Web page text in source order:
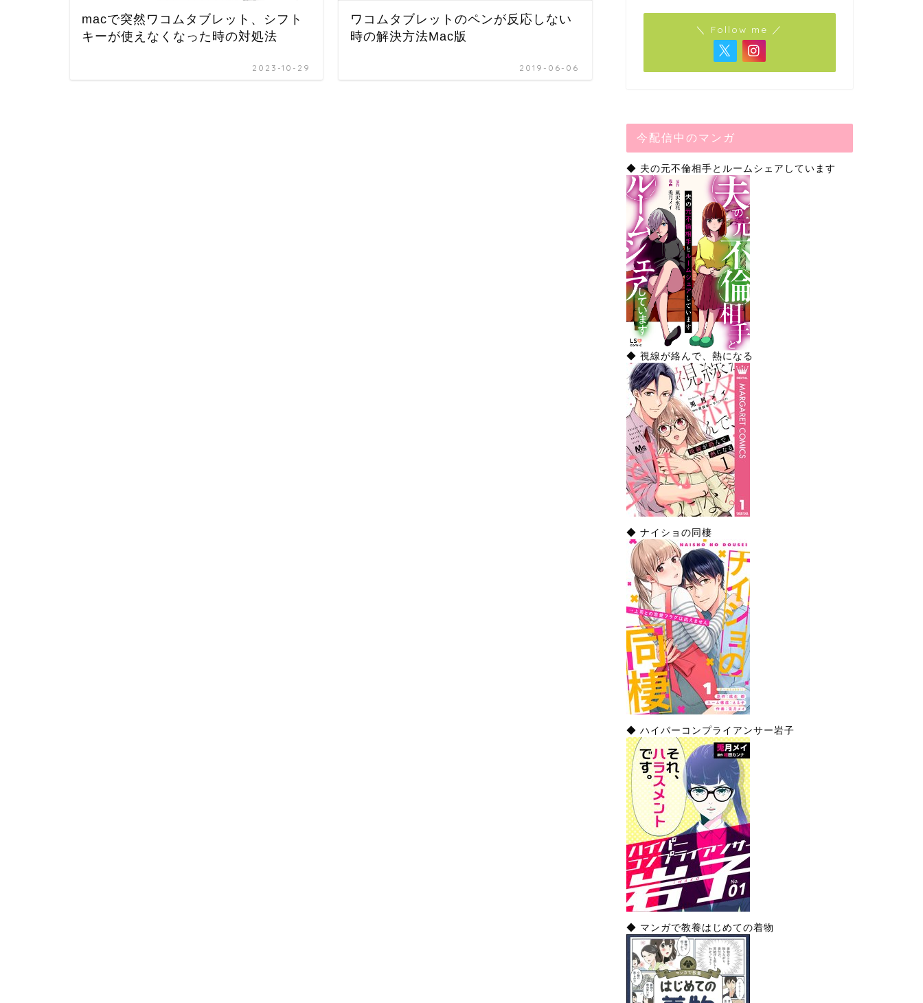
macで突然ワコムタブレット、シフト
キーが使えなくなった時の対処法
2023-10-29
ワコムタブレットのペンが反応しない
時の解決方法Mac版
2019-06-06
＼ Follow me ／
今配信中のマンガ
◆ 夫の元不倫相手とルームシェアしています
◆ 視線が絡んで、熱になる
◆ ナイショの同棲
◆ ハイパーコンプライアンサー岩子
◆ マンガで教養はじめての着物